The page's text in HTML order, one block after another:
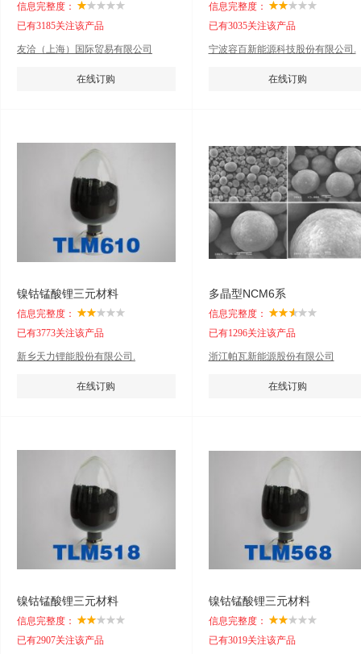
信息完整度：
已有3185关注该产品
友洽（上海）国际贸易有限公司
在线订购
信息完整度：
已有3035关注该产品
宁波容百新能源科技股份有限公司.
在线订购
镍钴锰酸锂三元材料
信息完整度：
已有3773关注该产品
新乡天力锂能股份有限公司.
在线订购
多晶型NCM6系
信息完整度：
已有1296关注该产品
浙江帕瓦新能源股份有限公司
在线订购
镍钴锰酸锂三元材料
信息完整度：
已有2907关注该产品
镍钴锰酸锂三元材料
信息完整度：
已有3019关注该产品